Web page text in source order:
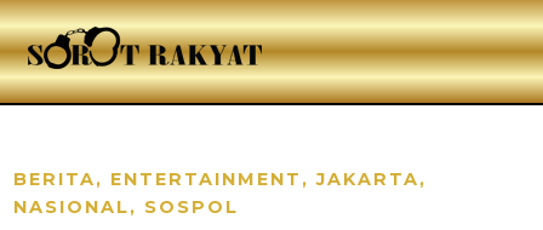
BERITA, ENTERTAINMENT ,JAKARTA,
NASIONAL, SOSPOL